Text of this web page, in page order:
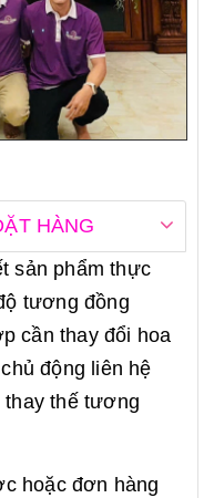
HÀNG
sản phẩm thực
tương đồng
cần thay đổi hoa
động liên hệ
thế tương
hoặc đơn hàng